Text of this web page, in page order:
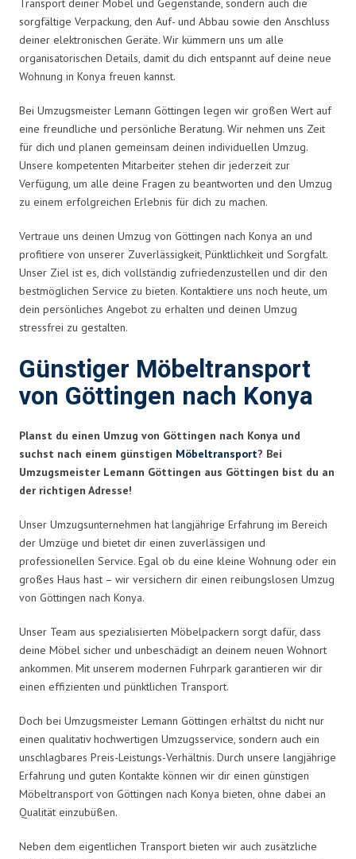
Transport deiner Möbel und Gegenstände, sondern auch die
sorgfältige Verpackung, den Auf- und Abbau sowie den Anschluss
deiner elektronischen Geräte. Wir kümmern uns um alle
organisatorischen Details, damit du dich entspannt auf deine neue
Wohnung in Konya freuen kannst.
Bei Umzugsmeister Lemann Göttingen legen wir großen Wert auf
eine freundliche und persönliche Beratung. Wir nehmen uns Zeit
für dich und planen gemeinsam deinen individuellen Umzug.
Unsere kompetenten Mitarbeiter stehen dir jederzeit zur
Verfügung, um alle deine Fragen zu beantworten und den Umzug
zu einem erfolgreichen Erlebnis für dich zu machen.
Vertraue uns deinen Umzug von Göttingen nach Konya an und
profitiere von unserer Zuverlässigkeit, Pünktlichkeit und Sorgfalt.
Unser Ziel ist es, dich vollständig zufriedenzustellen und dir den
bestmöglichen Service zu bieten. Kontaktiere uns noch heute, um
dein persönliches Angebot zu erhalten und deinen Umzug
stressfrei zu gestalten.
Günstiger Möbeltransport
von Göttingen nach Konya
Planst du einen Umzug von Göttingen nach Konya und
suchst nach einem günstigen Möbeltransport? Bei
Umzugsmeister Lemann Göttingen aus Göttingen bist du an
der richtigen Adresse!
Unser Umzugsunternehmen hat langjährige Erfahrung im Bereich
der Umzüge und bietet dir einen zuverlässigen und
professionellen Service. Egal ob du eine kleine Wohnung oder ein
großes Haus hast – wir versichern dir einen reibungslosen Umzug
von Göttingen nach Konya.
Unser Team aus spezialisierten Möbelpackern sorgt dafür, dass
deine Möbel sicher und unbeschädigt an deinem neuen Wohnort
ankommen. Mit unserem modernen Fuhrpark garantieren wir dir
einen effizienten und pünktlichen Transport.
Doch bei Umzugsmeister Lemann Göttingen erhältst du nicht nur
einen qualitativ hochwertigen Umzugsservice, sondern auch ein
unschlagbares Preis-Leistungs-Verhältnis. Durch unsere langjährige
Erfahrung und guten Kontakte können wir dir einen günstigen
Möbeltransport von Göttingen nach Konya bieten, ohne dabei an
Qualität einzubüßen.
Neben dem eigentlichen Transport bieten wir auch zusätzliche